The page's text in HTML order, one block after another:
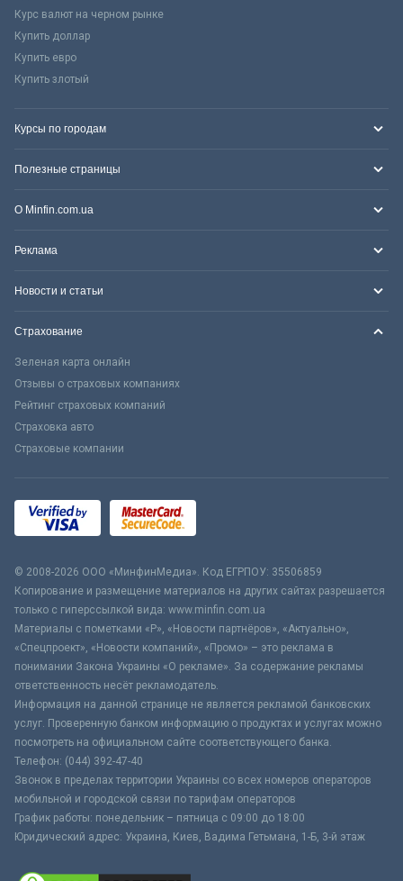
Курс валют на черном рынке
Купить доллар
Купить евро
Купить злотый
Курсы по городам
Полезные страницы
О Minfin.com.ua
Реклама
Новости и статьи
Страхование
Зеленая карта онлайн
Отзывы о страховых компаниях
Рейтинг страховых компаний
Страховка авто
Страховые компании
© 2008-2026 ООО «МинфинМедиа». Код ЕГРПОУ: 35506859
Копирование и размещение материалов на других сайтах разрешается
только с гиперссылкой вида: www.minfin.com.ua
Материалы с пометками «Р», «Новости партнёров», «Актуально»,
«Спецпроект», «Новости компаний», «Промо» – это реклама в
понимании Закона Украины «О рекламе». За содержание рекламы
ответственность несёт рекламодатель.
Информация на данной странице не является рекламой банковских
услуг. Проверенную банком информацию о продуктах и услугах можно
посмотреть на официальном сайте соответствующего банка.
Телефон: (044) 392-47-40
Звонок в пределах территории Украины со всех номеров операторов
мобильной и городской связи по тарифам операторов
График работы: понедельник – пятница с 09:00 до 18:00
Юридический адрес: Украина, Киев, Вадима Гетьмана, 1-Б, 3-й этаж